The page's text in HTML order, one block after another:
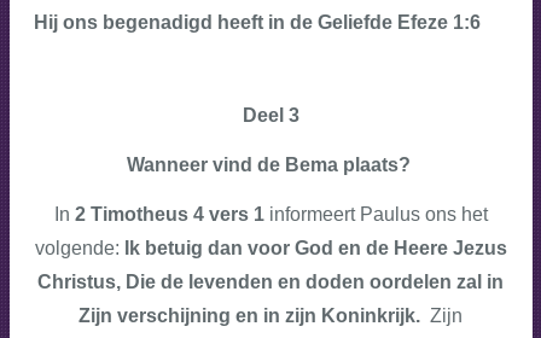
Hij ons begenadigd heeft in de Geliefde Efeze 1:6
Deel 3
Wanneer vind de Bema plaats?
In 2 Timotheus 4 vers 1informeert Paulus ons het
volgende: Ik betuig dan voor God en de Heere Jezus
Christus, Die de levenden en doden oordelen zal in
Zijn verschijning en in zijn Koninkrijk. Zijn